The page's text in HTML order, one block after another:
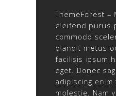
ThemeForest –
eleifend purus
commodo
blandit metus
facilisis ipsum
eget. Donec
adipiscing
molestie. Nam